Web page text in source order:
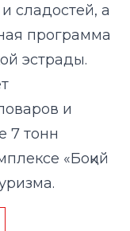
сладостей, а
программа
эстрады.
и
7 тонн
«Боқий